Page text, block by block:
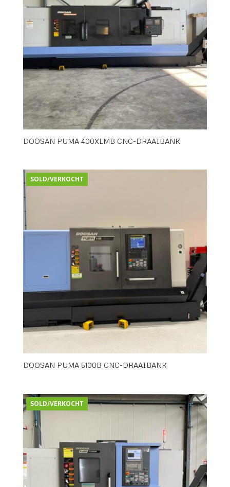
DOOSAN PUMA 400XLMB CNC-DRAAIBANK
SOLD/VERKOCHT
DOOSAN PUMA 5100B CNC-DRAAIBANK
SOLD/VERKOCHT